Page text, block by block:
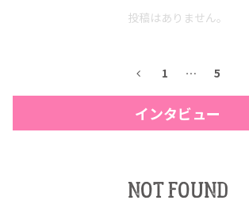
投稿はありません。
1 … 5
インタビュー
NOT FOUND